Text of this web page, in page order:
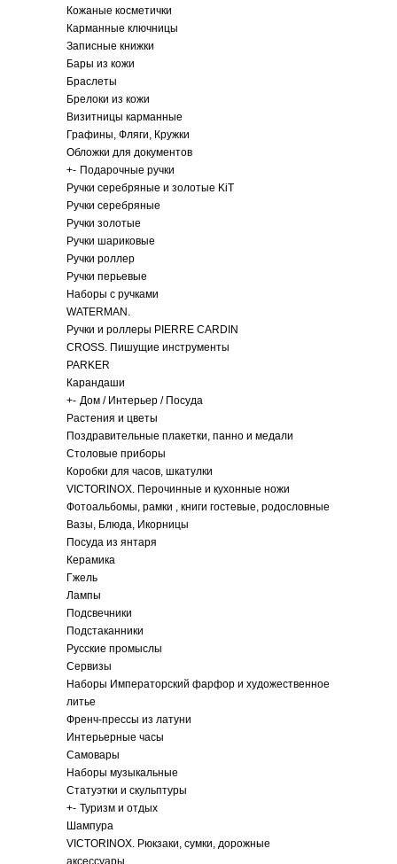
Кожаные косметички
Карманные ключницы
Записные книжки
Бары из кожи
Браслеты
Брелоки из кожи
Визитницы карманные
Графины, Фляги, Кружки
Обложки для документов
+- Подарочные ручки
Ручки серебряные и золотые KiT
Ручки серебряные
Ручки золотые
Ручки шариковые
Ручки роллер
Ручки перьевые
Наборы с ручками
WATERMAN.
Ручки и роллеры PIERRE CARDIN
CROSS. Пишущие инструменты
PARKER
Карандаши
+- Дом / Интерьер / Посуда
Растения и цветы
Поздравительные плакетки, панно и медали
Столовые приборы
Коробки для часов, шкатулки
VICTORINOX. Перочинные и кухонные ножи
Фотоальбомы, рамки , книги гостевые, родословные
Вазы, Блюда, Икорницы
Посуда из янтаря
Керамика
Гжель
Лампы
Подсвечники
Подстаканники
Русские промыслы
Сервизы
Наборы Императорский фарфор и художественное
литье
Френч-прессы из латуни
Интерьерные часы
Самовары
Наборы музыкальные
Статуэтки и скульптуры
+- Туризм и отдых
Шампура
VICTORINOX. Рюкзаки, сумки, дорожные
аксессуары